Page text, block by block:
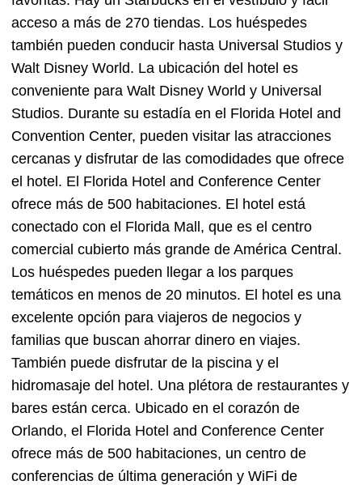
acceso a más de 270 tiendas. Los huéspedes
también pueden conducir hasta Universal Studios y
Walt Disney World. La ubicación del hotel es
conveniente para Walt Disney World y Universal
Studios. Durante su estadía en el Florida Hotel and
Convention Center, pueden visitar las atracciones
cercanas y disfrutar de las comodidades que ofrece
el hotel. El Florida Hotel and Conference Center
ofrece más de 500 habitaciones. El hotel está
conectado con el Florida Mall, que es el centro
comercial cubierto más grande de América Central.
Los huéspedes pueden llegar a los parques
temáticos en menos de 20 minutos. El hotel es una
excelente opción para viajeros de negocios y
familias que buscan ahorrar dinero en viajes.
También puede disfrutar de la piscina y el
hidromasaje del hotel. Una plétora de restaurantes y
bares están cerca. Ubicado en el corazón de
Orlando, el Florida Hotel and Conference Center
ofrece más de 500 habitaciones, un centro de
conferencias de última generación y WiFi de